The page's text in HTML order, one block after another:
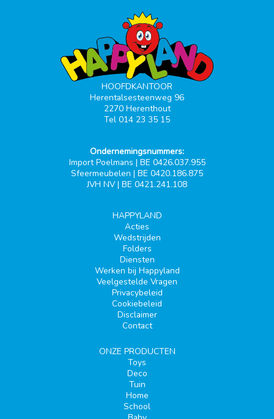
HOOFDKANTOOR
Herentalsesteenweg 96
2270 Herenthout
Tel 014 23 35 15
Ondernemingsnummers:
Import Poelmans | BE 0426.037.955
Sfeermeubelen | BE 0420.186.875
JVH NV | BE 0421.241.108
HAPPYLAND
Acties
Wedstrijden
Folders
Diensten
Werken bij Happyland
Veelgestelde Vragen
Privacybeleid
Cookiebeleid
Disclaimer
Contact
ONZE PRODUCTEN
Toys
Deco
Tuin
Home
School